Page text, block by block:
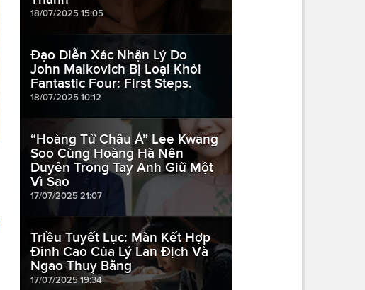
18/07/2025 15:05
Đạo Diễn Xác Nhận Lý Do
John Malkovich Bị Loại Khỏi
Fantastic Four: First Steps.
18/07/2025 10:12
“Hoàng Tử Châu Á” Lee Kwang
Soo Cùng Hoàng Hà Nên
Duyên Trong Tay Anh Giữ Một
Vì Sao
17/07/2025 21:07
Triều Tuyết Lục: Màn Kết Hợp
Đỉnh Cao Của Lý Lan Địch Và
Ngao Thuỵ Bằng
17/07/2025 19:34